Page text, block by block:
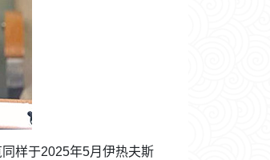
样于2025年5月伊热夫斯